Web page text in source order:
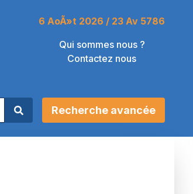
6 AoÃ»t 2026 / 23 Av 5786
Qui sommes nous ?
Contactez nous
Recherche avancée